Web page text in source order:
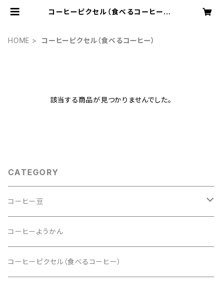
コーヒーピクセル（食べるコーヒー） |
HOME コーヒーピクセル（食べるコーヒー）
該当する商品が見つかりませんでした。
CATEGORY
コーヒー豆
ドリップバッグ
コーヒーようかん
コーヒーピクセル（食べるコーヒー）